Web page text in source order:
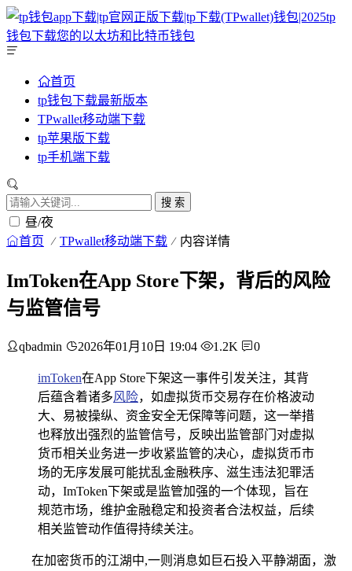
首页
tp钱包下载最新版本
TPwallet移动端下载
tp苹果版下载
tp手机端下载
搜 索
昼/夜
首页 TPwallet移动端下载 内容详情
ImToken在App Store下架，背后的风险
与监管信号
qbadmin 2026年01月10日 19:04 1.2K 0
imToken在App Store下架这一事件引发关注，其背
后蕴含着诸多风险，如虚拟货币交易存在价格波动
大、易被操纵、资金安全无保障等问题，这一举措
也释放出强烈的监管信号，反映出监管部门对虚拟
货币相关业务进一步收紧监管的决心，虚拟货币市
场的无序发展可能扰乱金融秩序、滋生违法犯罪活
动，ImToken下架或是监管加强的一个体现，旨在
规范市场，维护金融稳定和投资者合法权益，后续
相关监管动作值得持续关注。
在加密货币的江湖中,一则消息如巨石投入平静湖面，激